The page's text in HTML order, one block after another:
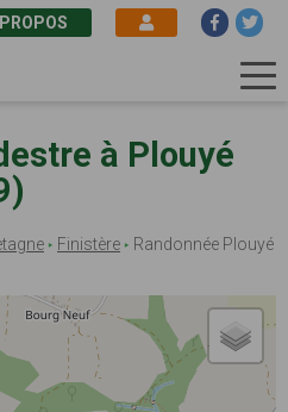
à Plouyé
Finistère Randonnée Plouyé